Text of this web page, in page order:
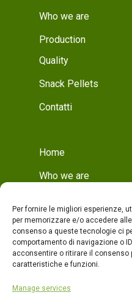
Per fornire le migliori esperienze,
per memorizzare e/o accedere
consenso a queste tecnologie ci
comportamento di navigazione o
acconsentire o ritirare il consenso
caratteristiche e funzioni.
Manage services
Who we are
Production
Quality
Snack Pellets
Contatti
Home
Who we are
Who we are
Production
Production
Quality